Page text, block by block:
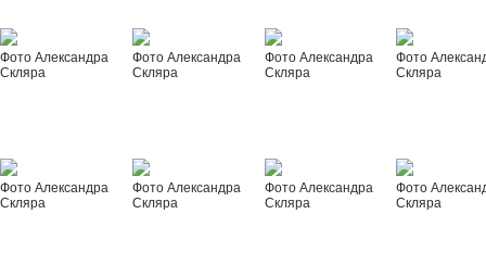
Фото Александра
Скляра
Фото Александра
Скляра
Фото Александра
Скляра
Фото
Скляра
Фото Александра
Скляра
Фото Александра
Скляра
Фото Александра
Скляра
Фото
Скляра